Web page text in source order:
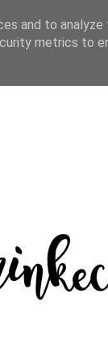
and to analyze
metrics to